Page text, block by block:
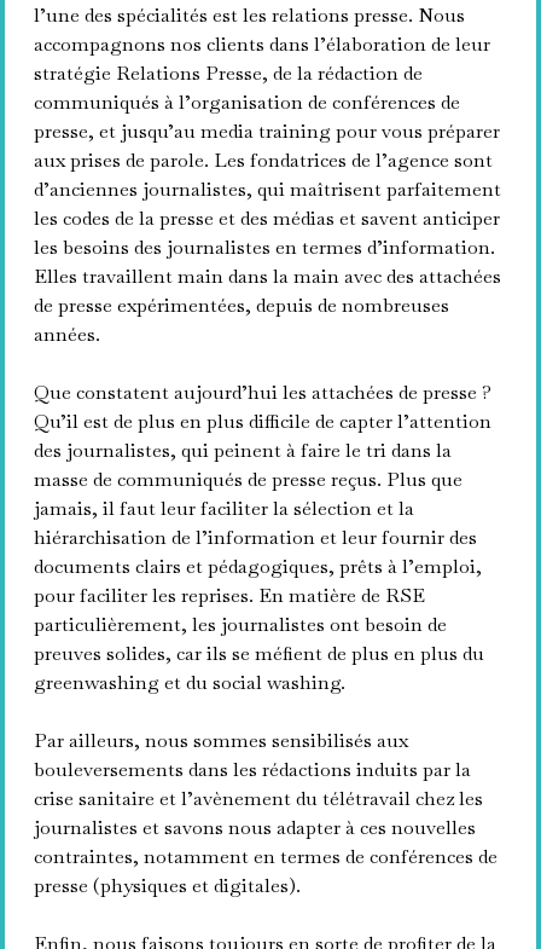
l’une des spécialités est les relations presse. Nous
accompagnons nos clients dans l’élaboration de leur
stratégie Relations Presse, de la rédaction de
communiqués à l’organisation de conférences de
presse, et jusqu’au media training pour vous préparer
aux prises de parole. Les fondatrices de l’agence sont
d’anciennes journalistes, qui maîtrisent parfaitement
les codes de la presse et des médias et savent anticiper
les besoins des journalistes en termes d’information.
Elles travaillent main dans la main avec des attachées
de presse expérimentées, depuis de nombreuses
années.
Que constatent aujourd’hui les attachées de presse ?
Qu’il est de plus en plus difficile de capter l’attention
des journalistes, qui peinent à faire le tri dans la
masse de communiqués de presse reçus. Plus que
jamais, il faut leur faciliter la sélection et la
hiérarchisation de l’information et leur fournir des
documents clairs et pédagogiques, prêts à l’emploi,
pour faciliter les reprises. En matière de RSE
particulièrement, les journalistes ont besoin de
preuves solides, car ils se méfient de plus en plus du
greenwashing et du social washing.
Par ailleurs, nous sommes sensibilisés aux
bouleversements dans les rédactions induits par la
crise sanitaire et l’avènement du télétravail chez les
journalistes et savons nous adapter à ces nouvelles
contraintes, notamment en termes de conférences de
presse (physiques et digitales).
Enfin, nous faisons toujours en sorte de profiter de la